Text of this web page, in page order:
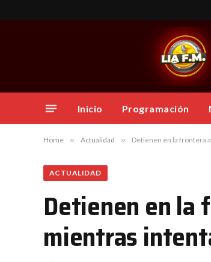
Inicio Programación
Home » Actualidad » Detienen en la frontera
ACTUALIDAD
Detienen en la
mientras